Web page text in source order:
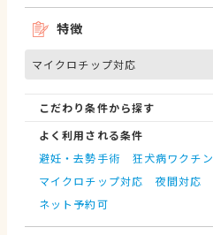
特徴
マイクロチップ対応
こだわり条件から探す
よく利用される条件
避妊・去勢手術
狂犬病ワクチン
マイクロチップ対応
夜間対応
ネット予約可